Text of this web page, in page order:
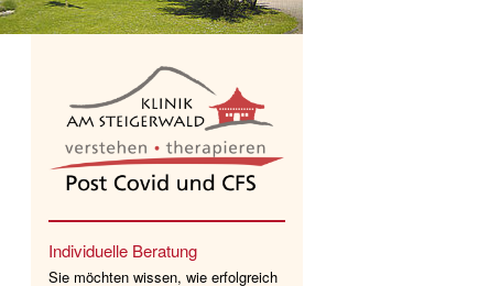
Individuelle Beratung
Sie möchten wissen, wie erfolgreich